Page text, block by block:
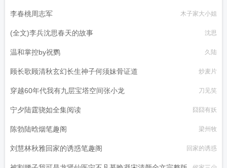
李春桃周志军 木子家大小姐
(全文)李兵沈思春天的故事 沈思
温和掌控by祝鹦 久陆
顾长歌顾清秋玄幻长生神子何须妹骨证道 炒麦片
穿越60年代我有九层宝塔空间张小龙 刀见笑
宁夕陆霆骁如全集阅读 囧囧有妖
陈勃陆晗烟笔趣阁 梁州牧
刘慧林秋雅回家的诱惑笔趣阁 回家的诱惑